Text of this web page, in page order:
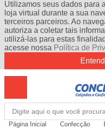
Utilizamos seus dados para
loja virtual durante a sua
terceiros parceiros. Ao
autoriza a coletar tais
utilizá-las para estas
acesse nossa Política de
Página Inicial Confecção